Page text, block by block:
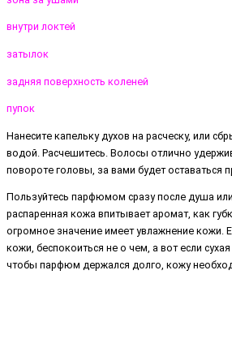
внутри локтей
затылок
задняя поверхность коленей
пупок
Нанесите капельку духов на расческу, или
водой. Расчешитесь. Волосы отлично
повороте головы, за вами будет оставаться
Пользуйтесь парфюмом сразу после душа
распаренная кожа впитывает аромат, как
огромное значение имеет увлажнение кожи.
кожи, беспокоиться не о чем, а вот если
чтобы парфюм держался долго, кожу